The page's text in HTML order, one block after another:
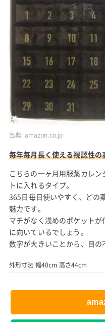
出典: amazon.co.jp
毎年毎月長く使える視認性
こちらの一ヶ月用服薬カレ
トに入れるタイプ。
365日毎日使いやすく、どの
魅力です。
マチがなく浅めのポケット
に向いているでしょう。
数字が大きいことから、目の
外形寸法 幅40cm 高さ44cm